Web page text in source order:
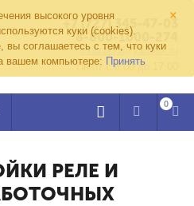
×
высокого уровня
куки (cookies).
вы соглашаетесь с тем, что куки
вашем компьютере: Принять
+7 (727) 345-47-03
8-800-1000-274
kvazar91@yandex.ru
Пн-пт с 8:00 до 17:00
0
РЕЛЕ И